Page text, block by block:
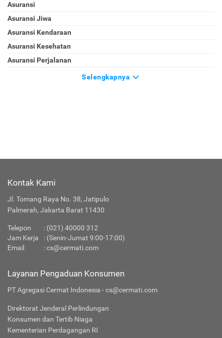
Asuransi
Asuransi Jiwa
Asuransi Kendaraan
Asuransi Kesehatan
Asuransi Perjalanan
Selengkapnya
Kontak Kami
Jl. Tomang Raya No. 38, Jatipulo
Palmerah, Jakarta Barat 11430
Telepon : (021) 40000 312
Jam Kerja
: (Senin-Jumat 9:00-17:00)
Email
:cs@cermati.com
Layanan Pengaduan Konsumen
PT Agregasi Cermat Indonesia - cs@cermati.com
Direktorat Jenderal Perlindungan
Konsumen dan Tertib Niaga
Kementerian Perdagangan RI